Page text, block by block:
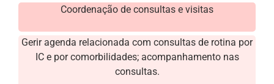
Coordenação de consultas e visitas
Gerir agenda relacionada com consultas de rotina por
IC e por comorbilidades; acompanhamento nas
consultas.